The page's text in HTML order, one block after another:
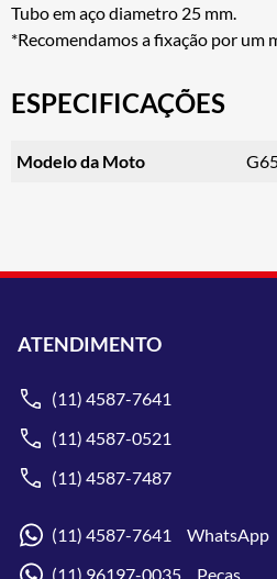
Tubo em aço diametro 25 mm.
*Recomendamos a fixação por um
ESPECIFICAÇÕES
Modelo da Moto
ATENDIMENTO
(11) 4587-7641
(11) 4587-0521
(11) 4587-7487
(11) 4587-7641 WhatsApp
(11) 96197-0035 Peças